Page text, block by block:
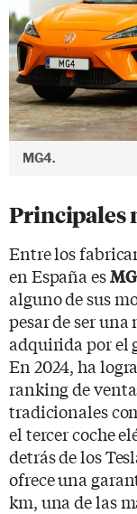
MG4.
Principales
Entre los
en España esMG
alguno de sus
pesar de ser
adquirida por el
En 2024, ha
ranking de
tradicionales
el tercer coche
detrás de los
ofrece una
km, una de las